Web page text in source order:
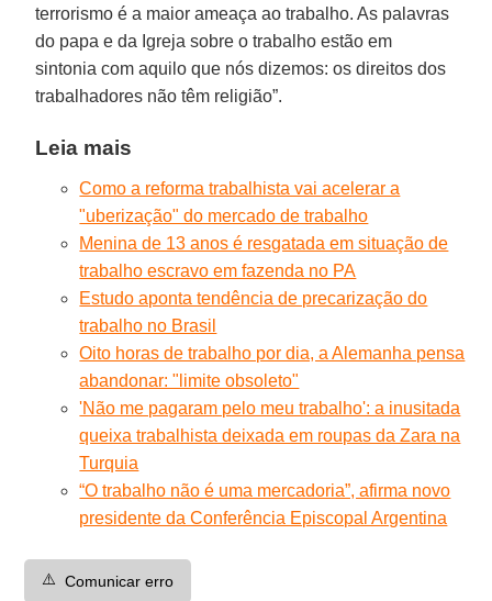
terrorismo é a maior ameaça ao trabalho. As palavras
do papa e da Igreja sobre o trabalho estão em
sintonia com aquilo que nós dizemos: os direitos dos
trabalhadores não têm religião”.
Leia mais
Como a reforma trabalhista vai acelerar a
"uberização" do mercado de trabalho
Menina de 13 anos é resgatada em situação de
trabalho escravo em fazenda no PA
Estudo aponta tendência de precarização do
trabalho no Brasil
Oito horas de trabalho por dia, a Alemanha pensa
abandonar: "limite obsoleto"
'Não me pagaram pelo meu trabalho': a inusitada
queixa trabalhista deixada em roupas da Zara na
Turquia
“O trabalho não é uma mercadoria”, afirma novo
presidente da Conferência Episcopal Argentina
⚠️ Comunicar erro